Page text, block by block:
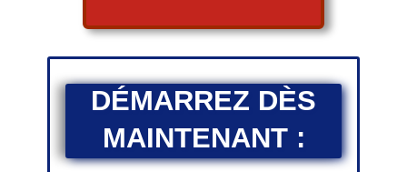
DÉMARREZ DÈS
MAINTENANT :